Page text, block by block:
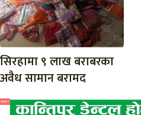
सिरहामा ९ लाख बराबरका
अवैध सामान बरामद
विज्ञापन